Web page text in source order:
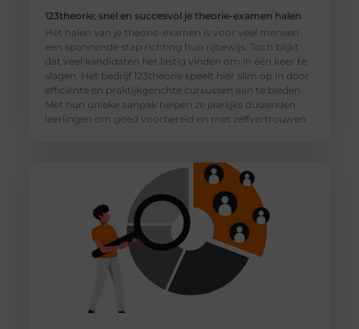
123theorie: snel en succesvol je theorie-examen halen
Het halen van je theorie-examen is voor veel mensen
een spannende stap richting hun rijbewijs. Toch blijkt
dat veel kandidaten het lastig vinden om in één keer te
slagen. Het bedrijf 123theorie speelt hier slim op in door
efficiënte en praktijkgerichte cursussen aan te bieden.
Met hun unieke aanpak helpen ze jaarlijks duizenden
leerlingen om goed voorbereid en met zelfvertrouwen